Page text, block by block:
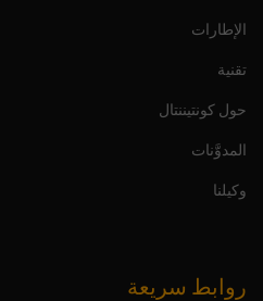
الإطارات
تقنية
حول كونتيننتال
المدوَّنات
وكيلنا
روابط سريعة